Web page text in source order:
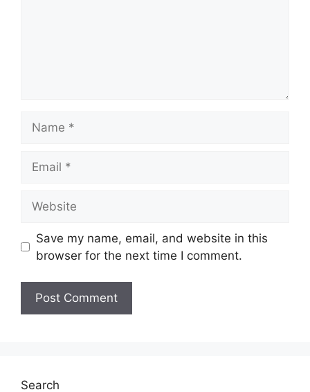
Save my name, email, and website in this
browser for the next time I comment.
Search